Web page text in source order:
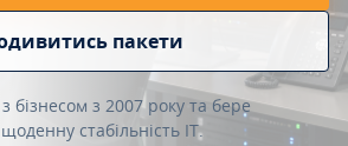
пакети
бізнесом з 2007 року та бере
стабільність IT.